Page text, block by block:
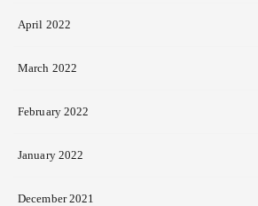
April 2022
March 2022
February 2022
January 2022
December 2021